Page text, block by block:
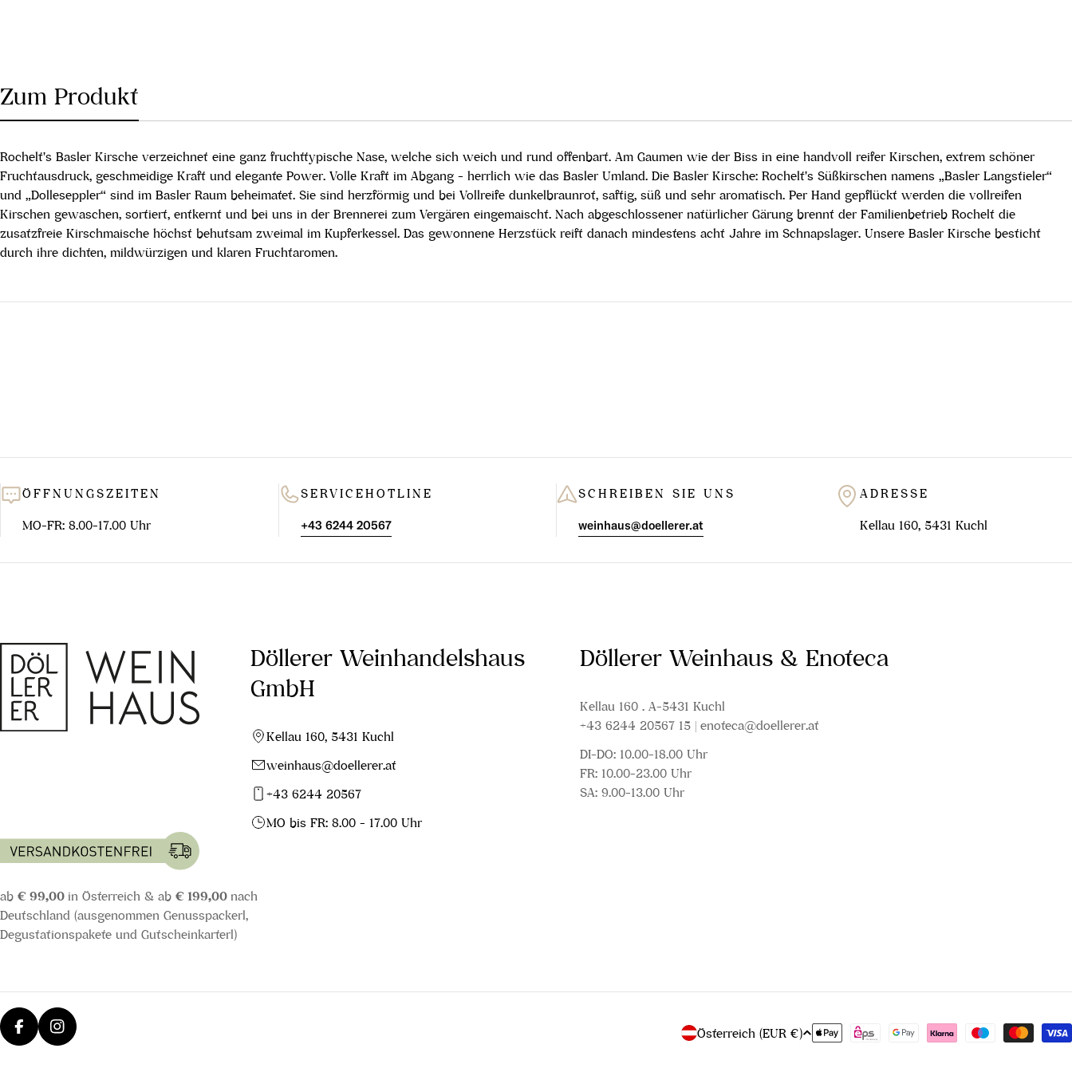
Zum Produkt
Rochelt's Basler Kirsche verzeichnet eine ganz fruchttypische Nase, welche sich weich und rund offenbart. Am Gaumen wie der Biss in eine handvoll reifer Kirschen, extrem schöner
Fruchtausdruck, geschmeidige Kraft und elegante Power. Volle Kraft im Abgang - herrlich wie das Basler Umland. Die Basler Kirsche: Rochelt's Süßkirschen namens „Basler Langstieler“
und „Dolleseppler“ sind im Basler Raum beheimatet. Sie sind herzförmig und bei Vollreife dunkelbraunrot, saftig, süß und sehr aromatisch. Per Hand gepflückt werden die vollreifen
Kirschen gewaschen, sortiert, entkernt und bei uns in der Brennerei zum Vergären eingemaischt. Nach abgeschlossener natürlicher Gärung brennt der Familienbetrieb Rochelt die
zusatzfreie Kirschmaische höchst behutsam zweimal im Kupferkessel. Das gewonnene Herzstück reift danach mindestens acht Jahre im Schnapslager. Unsere Basler Kirsche besticht
durch ihre dichten, mildwürzigen und klaren Fruchtaromen.
ÖFFNUNGSZEITEN
MO-FR: 8.00-17.00 Uhr
SERVICEHOTLINE
+43 6244 20567
SCHREIBEN SIE UNS
weinhaus@doellerer.at
ADRESSE
Kellau 160, 5431 Kuchl
Döllerer Weinhandelshaus
GmbH
Kellau 160, 5431 Kuchl
weinhaus@doellerer.at
+43 6244 20567
MO bis FR: 8.00 - 17.00 Uhr
Döllerer Weinhaus & Enoteca
Kellau 160 . A-5431 Kuchl
+43 6244 20567 15 | enoteca@doellerer.at
DI-DO: 10.00-18.00 Uhr
FR: 10.00-23.00 Uhr
SA: 9.00-13.00 Uhr
ab € 99,00 in Österreich & ab € 199,00 nach
Deutschland (ausgenommen Genusspackerl,
Degustationspakete und Gutscheinkarterl)
L
Österreich (EUR €) Zahlungsmethoden
FacebookInstagram